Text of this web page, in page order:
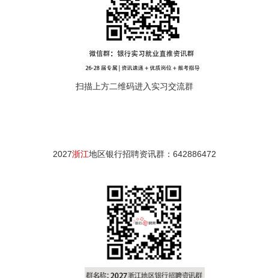
扫描上方二维码进入实习交流群
2027浙江地区银行招聘资讯群：642886472